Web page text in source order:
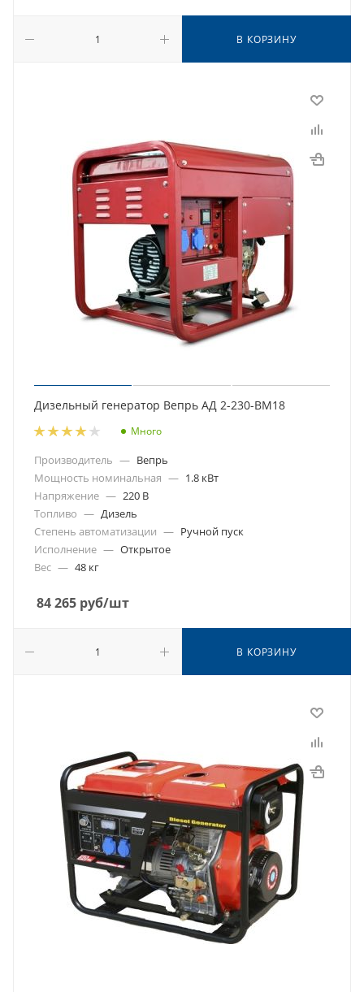
В КОРЗИНУ
Дизельный генератор Вепрь АД 2-230-ВМ18
Много
Производитель — Вепрь
Мощность номинальная — 1.8 кВт
Напряжение — 220 В
Топливо — Дизель
Степень автоматизации — Ручной пуск
Исполнение — Открытое
Вес — 48 кг
84 265 руб/шт
В КОРЗИНУ